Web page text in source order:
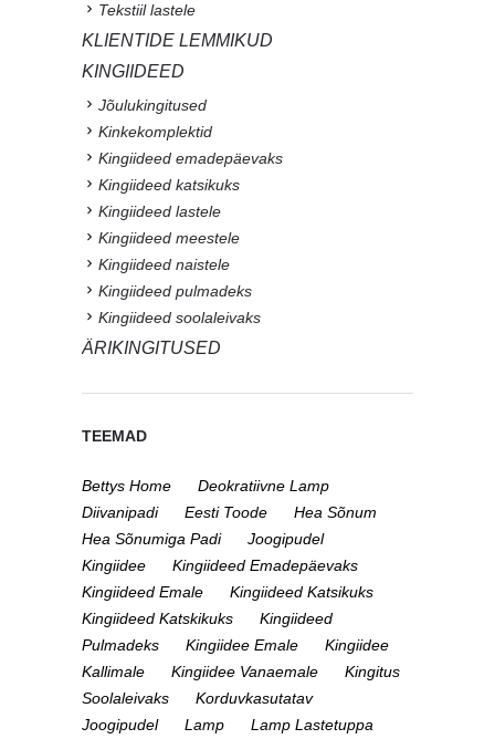
Tekstiil lastele
KLIENTIDE LEMMIKUD
KINGIIDEED
Jõulukingitused
Kinkekomplektid
Kingiideed emadepäevaks
Kingiideed katsikuks
Kingiideed lastele
Kingiideed meestele
Kingiideed naistele
Kingiideed pulmadeks
Kingiideed soolaleivaks
ÄRIKINGITUSED
TEEMAD
Bettys Home
Deokratiivne Lamp
Diivanipadi
Eesti Toode
Hea Sõnum
Hea Sõnumiga Padi
Joogipudel
Kingiidee
Kingiideed Emadepäevaks
Kingiideed Emale
Kingiideed Katsikuks
Kingiideed Katskikuks
Kingiideed
Pulmadeks
Kingiidee Emale
Kingiidee
Kallimale
Kingiidee Vanaemale
Kingitus
Soolaleivaks
Korduvkasutatav
Joogipudel
Lamp
Lamp Lastetuppa